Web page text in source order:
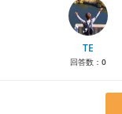
TE
回答数： 0